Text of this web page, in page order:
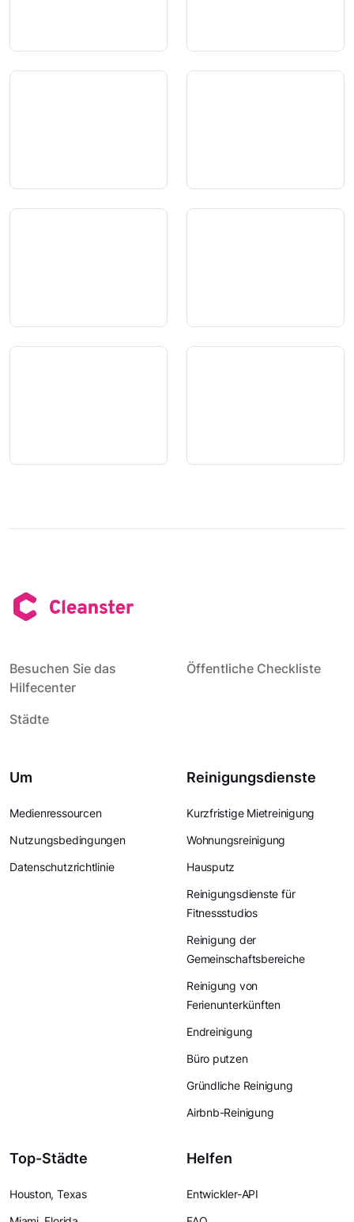
Besuchen Sie das
Hilfecenter
Öffentliche Checkliste
Städte
Um
Medienressourcen
Nutzungsbedingungen
Datenschutzrichtlinie
Reinigungsdienste
Kurzfristige Mietreinigung
Wohnungsreinigung
Hausputz
Reinigungsdienste für
Fitnessstudios
Reinigung der
Gemeinschaftsbereiche
Reinigung von
Ferienunterkünften
Endreinigung
Büro putzen
Gründliche Reinigung
Airbnb-Reinigung
Top-Städte
Houston, Texas
Helfen
Entwickler-API